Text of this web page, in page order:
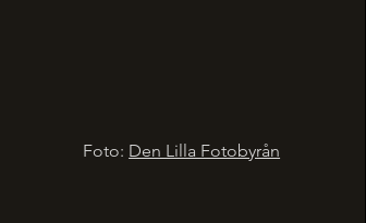
Foto: Den Lilla Fotobyrån